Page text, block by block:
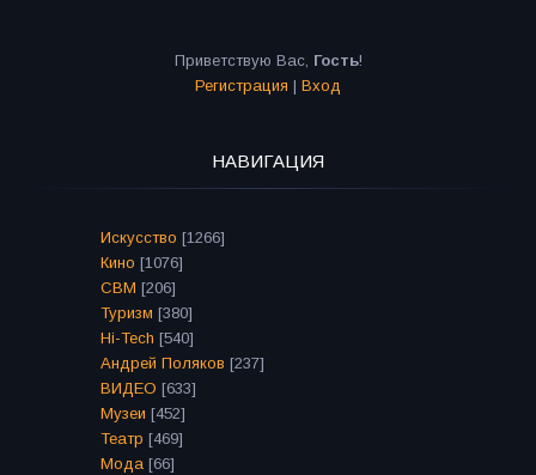
Приветствую Вас, Гость!
Регистрация | Вход
НАВИГАЦИЯ
Искусство [1266]
Кино [1076]
СВМ [206]
Туризм [380]
Hi-Tech [540]
Андрей Поляков [237]
ВИДЕО [633]
Музеи [452]
Театр [469]
Мода [66]